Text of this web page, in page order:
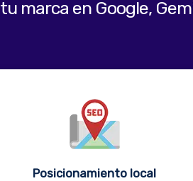
tu marca en Google,
Posicionamiento local